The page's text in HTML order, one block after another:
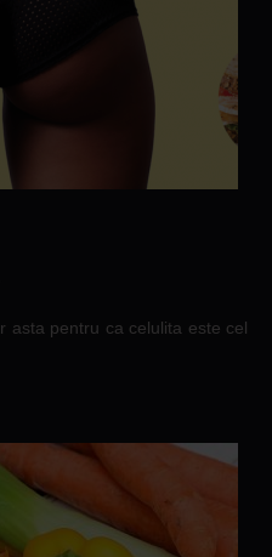
asta pentru ca celulita este cel